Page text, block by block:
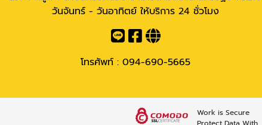
วันจันทร์ - วันอาทิตย์ ให้บริการ 24 ชั่วโมง
โทรศัพท์ : 094-690-5665
Work is Secure